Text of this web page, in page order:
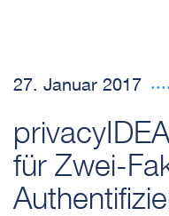
27. Januar 2017
für Zwei-